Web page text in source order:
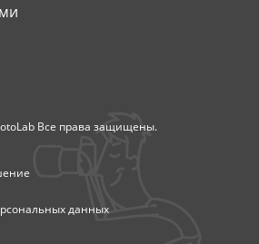
Все права защищены.
данных